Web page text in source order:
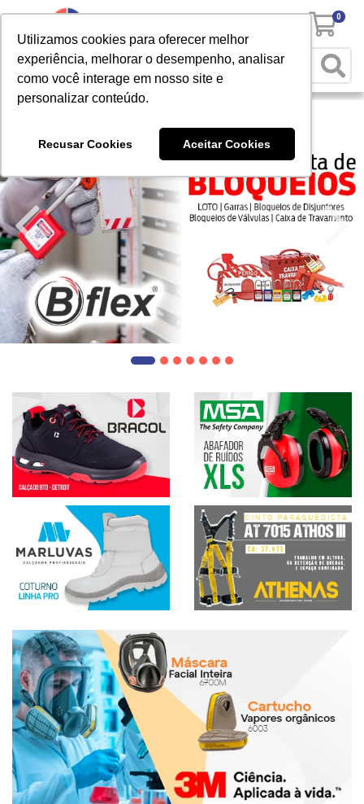
Utilizamos cookies para oferecer melhor
experiência, melhorar o desempenho, analisar
como você interage em nosso site e
personalizar conteúdo.
Recusar Cookies Aceitar Cookies
0